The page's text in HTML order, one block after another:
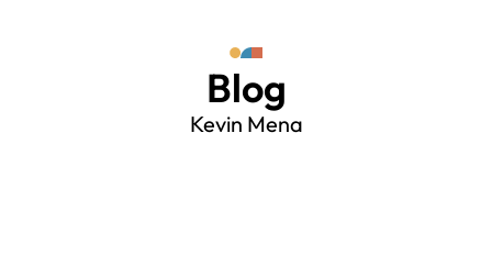
Blog
Kevin Mena